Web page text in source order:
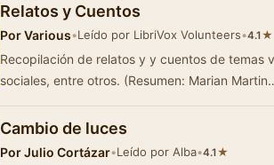
Relatos y Cuentos
PorVarious•Leído por LibriVox Volunteers•4.1★
Recopilación de relatos y y cuentos de temas
sociales, entre otros. (Resumen: Marian
Cambio de luces
PorJulio Cortázar•Leído por Alba•4.1★